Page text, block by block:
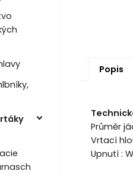
Popis
Průměr
Vrtací
Upnutí :